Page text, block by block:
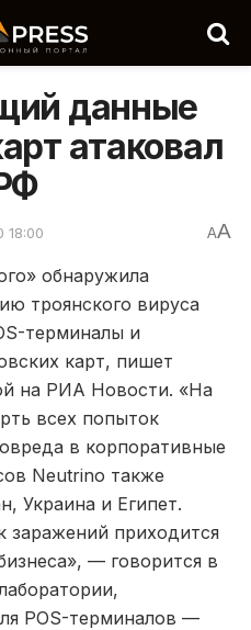
данные
атаковал
18:00 AA
обнаружила
троянского вируса
терминалы и
карт, пишет
на РИА Новости. «На
всех попыток
в корпоративные
Neutrino также
Украина и Египет.
заражений приходится
— говорится в
POS-терминалов —